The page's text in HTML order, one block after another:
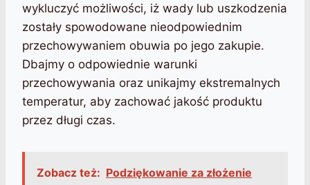
wykluczyć możliwości, iż wady lub uszkodzenia
zostały spowodowane nieodpowiednim
przechowywaniem obuwia po jego zakupie.
Dbajmy o odpowiednie warunki
przechowywania oraz unikajmy ekstremalnych
temperatur, aby zachować jakość produktu
przez długi czas.
Zobacz też: Podziękowanie za złożenie